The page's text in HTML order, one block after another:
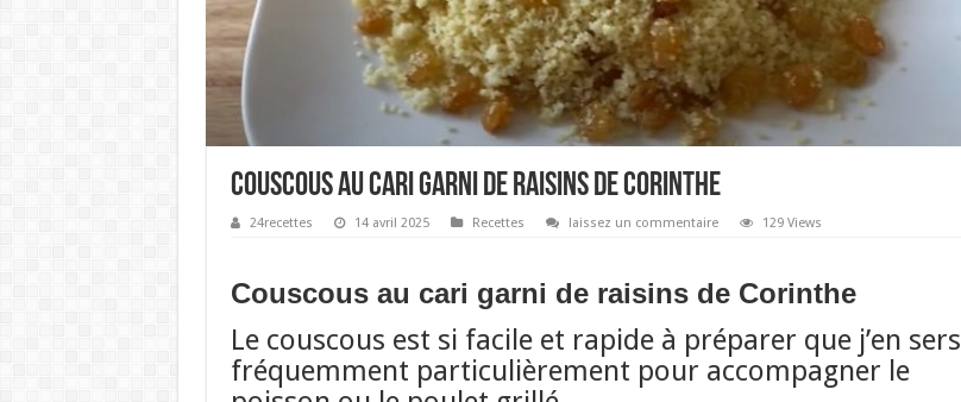
Couscous au cari garni de raisins de Corinthe
24recettes 14 avril 2025 Recettes laissez un commentaire 129 Views
Couscous au cari garni de raisins de Corinthe
Le couscous est si facile et rapide à préparer que j’en sers
fréquemment particulièrement pour accompagner le